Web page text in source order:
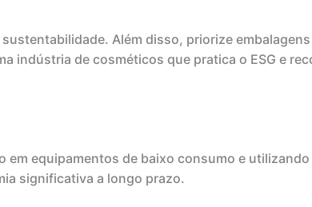
Além disso, priorize
indústria de cosméticos que pratica o ESG e
em equipamentos de baixo consumo e
significativa a longo prazo.